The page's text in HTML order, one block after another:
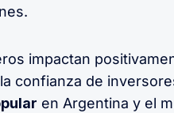
impactan
confianza de
en Argentina y el